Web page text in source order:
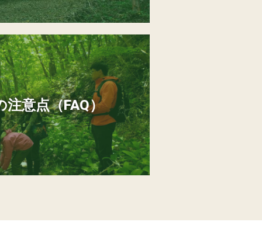
注意点（FAQ）